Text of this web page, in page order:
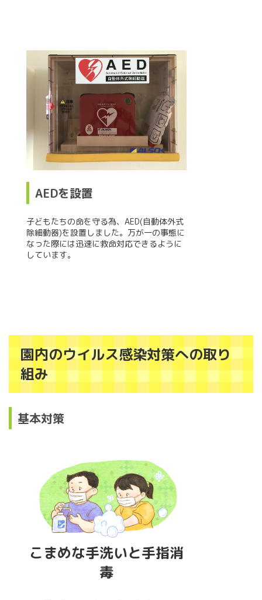
AEDを設置
子どもたちの命を守る為、AED(自動体外式
除細動器)を設置しました。万が一の事態に
なった際には迅速に救命対応できるように
しています。
園内のウイルス感染対策への取り
組み
基本対策
こまめな手洗いと手指消
毒